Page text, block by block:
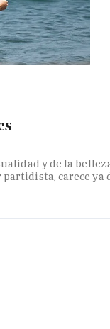
y de la
carece ya